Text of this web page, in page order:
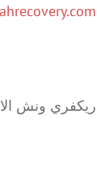
ريكفري ونش